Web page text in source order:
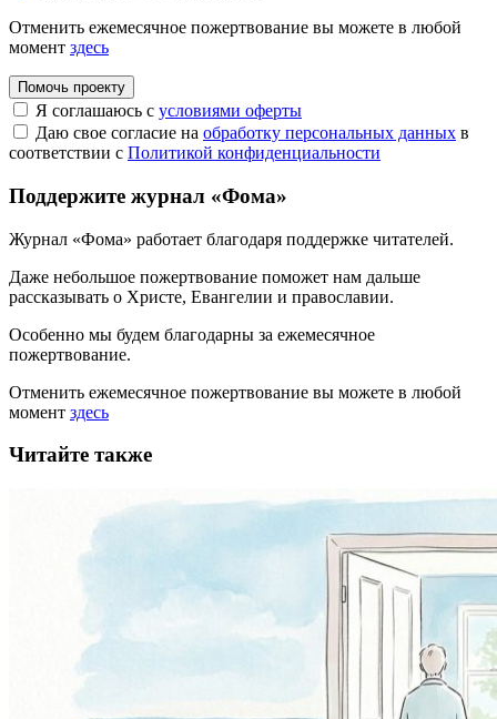
Отменить ежемесячное пожертвование вы можете в любой
момент здесь
Помочь проекту
Я соглашаюсь с условиями оферты
Даю свое согласие на обработку персональных данных в
соответствии с Политикой конфиденциальности
Поддержите журнал «Фома»
Журнал «Фома» работает благодаря поддержке читателей.
Даже небольшое пожертвование поможет нам дальше
рассказывать о Христе, Евангелии и православии.
Особенно мы будем благодарны за ежемесячное
пожертвование.
Отменить ежемесячное пожертвование вы можете в любой
момент здесь
Читайте также